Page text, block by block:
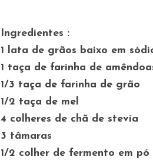
Ingredientes :
1 lata de grãos baixo em
1 taça de farinha de
1/3 taça de farinha de grão
1/2 taça de mel
4 colheres de chã de stevia
3 tâmaras
1/2 colher de fermento em pó